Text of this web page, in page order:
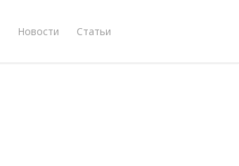
Новости Статьи